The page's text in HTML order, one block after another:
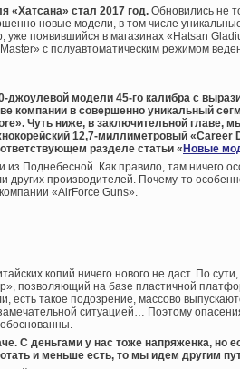
«Хатсана» стал 2017 год. Обновились не
новые модели, в том числе
уже появившийся в магазинах «Hatsan
с полуавтоматическим режимом
джоулевой модели 45-го калибра с
компании в совершенно уникальный
Чуть ниже, в заключительной главе,
12,7-миллиметровый «Career
разделе статьи «Новые
из Поднебесной. Как правило, там ничего
других производителей. Почему-то
«AirForce Guns».
копий ничего нового не даст. По
позволяющий на базе пластичной
есть такое подозрение, массово
ситуацией… Поэтому
С деньгами у нас тоже напряженка, но
и меньше есть, то мы идем другим